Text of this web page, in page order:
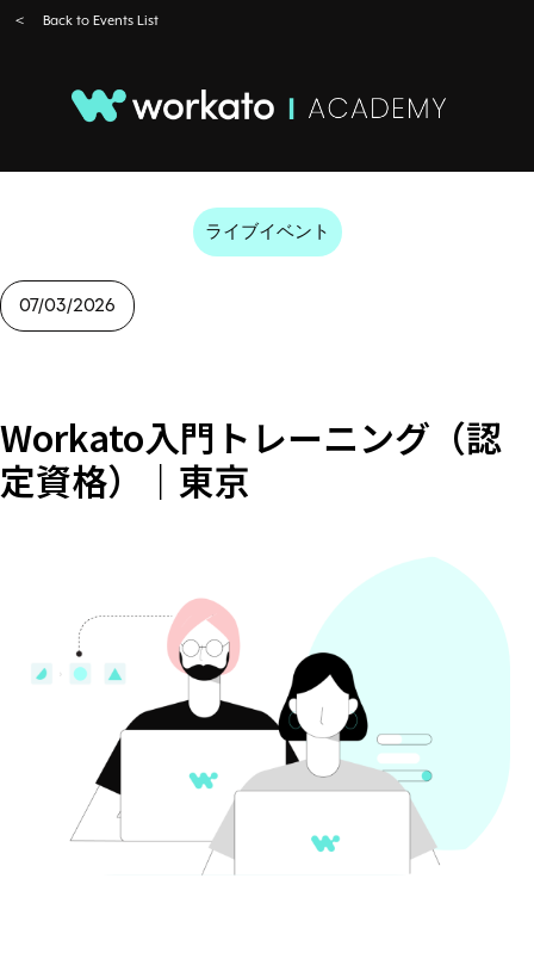
＜ Back to Events List
ライブイベント
07/03/2026
Workato入門トレーニング（認
定資格）｜東京